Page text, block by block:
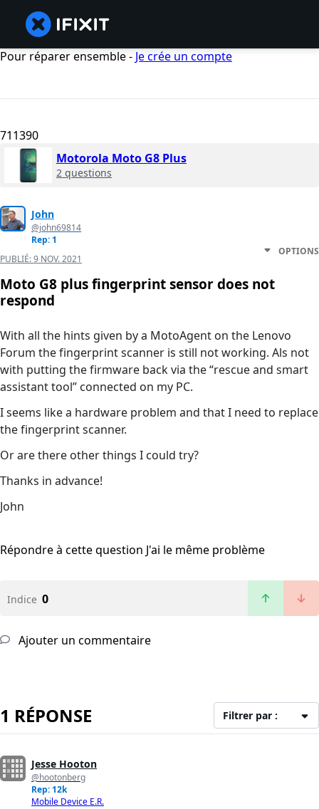
Pour réparer ensemble - Je crée un compte
711390
Motorola Moto G8 Plus
2 questions
John
@john69814
Rep: 1
PUBLIÉ:9 NOV. 2021
OPTIONS
Moto G8 plus fingerprint sensor does not
respond
With all the hints given by a MotoAgent on the Lenovo
Forum the fingerprint scanner is still not working. Als not
with putting the firmware back via the “rescue and smart
assistant tool” connected on my PC.
I seems like a hardware problem and that I need to replace
the fingerprint scanner.
Or are there other things I could try?
Thanks in advance!
John
Répondre à cette question J'ai le même problème
Indice 0
Ajouter un commentaire
1 RÉPONSE Filtrer par :
Jesse Hooton
@hootonberg
Rep: 12k
Mobile Device E.R.